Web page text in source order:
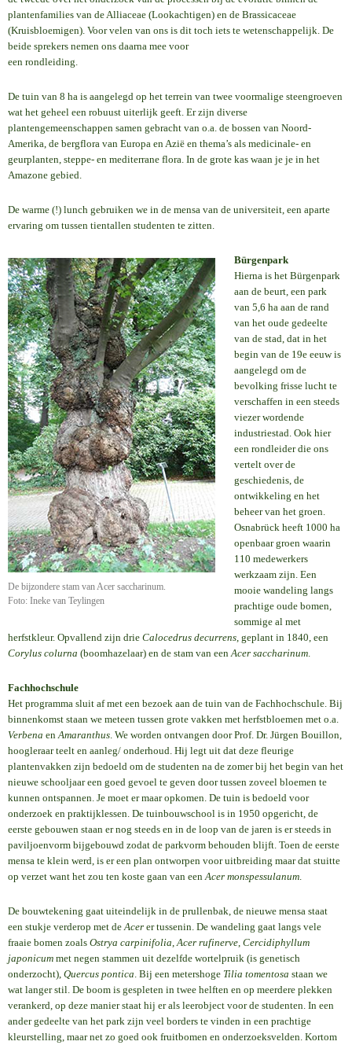
plantenfamilies van de Alliaceae (Lookachtigen) en de Brassicaceae
(Kruisbloemigen). Voor velen van ons is dit toch iets te wetenschappelijk. De
beide sprekers nemen ons daarna mee voor
een rondleiding.
De tuin van 8 ha is aangelegd op het terrein van twee voormalige steengroeven
wat het geheel een robuust uiterlijk geeft. Er zijn diverse
plantengemeenschappen samen gebracht van o.a. de bossen van Noord-
Amerika, de bergflora van Europa en Azië en thema’s als medicinale- en
geurplanten, steppe- en mediterrane flora. In de grote kas waan je je in het
Amazone gebied.
De warme (!) lunch gebruiken we in de mensa van de universiteit, een aparte
ervaring om tussen tientallen studenten te zitten.
De bijzondere stam van Acer saccharinum.
Foto: Ineke van Teylingen
Bürgenpark
Hierna is het Bürgenpark
aan de beurt, een park
van 5,6 ha aan de rand
van het oude gedeelte
van de stad, dat in het
begin van de 19e eeuw is
aangelegd om de
bevolking frisse lucht te
verschaffen in een steeds
viezer wordende
industriestad. Ook hier
een rondleider die ons
vertelt over de
geschiedenis, de
ontwikkeling en het
beheer van het groen.
Osnabrück heeft 1000 ha
openbaar groen waarin
110 medewerkers
werkzaam zijn. Een
mooie wandeling langs
prachtige oude bomen,
sommige al met
herfstkleur. Opvallend zijn drie Calocedrus decurrens , geplant in 1840, een
Corylus colurna (boomhazelaar) en de stam van een Acer saccharinum
Fachhochschule
Het programma sluit af met een bezoek aan de tuin van de Fachhochschule. Bij
binnenkomst staan we meteen tussen grote vakken met herfstbloemen met o.a.
Verbena en Amaranthus . We worden ontvangen door Prof. Dr. Jürgen Bouillon,
hoogleraar teelt en aanleg/ onderhoud. Hij legt uit dat deze fleurige
plantenvakken zijn bedoeld om de studenten na de zomer bij het begin van het
nieuwe schooljaar een goed gevoel te geven door tussen zoveel bloemen te
kunnen ontspannen. Je moet er maar opkomen. De tuin is bedoeld voor
onderzoek en praktijklessen. De tuinbouwschool is in 1950 opgericht, de
eerste gebouwen staan er nog steeds en in de loop van de jaren is er steeds in
paviljoenvorm bijgebouwd zodat de parkvorm behouden blijft. Toen de eerste
mensa te klein werd, is er een plan ontworpen voor uitbreiding maar dat stuitte
op verzet want het zou ten koste gaan van een Acer monspessulanum
De bouwtekening gaat uiteindelijk in de prullenbak, de nieuwe mensa staat
een stukje verderop met de Acer er tussenin. De wandeling gaat langs vele
fraaie bomen zoals Ostrya carpinifolia Acer rufinerve Cercidiphyllum
japonicum met negen stammen uit dezelfde wortelpruik (is genetisch
onderzocht), Quercus pontica . Bij een metershoge Tilia tomentosa staan we
wat langer stil. De boom is gespleten in twee helften en op meerdere plekken
verankerd, op deze manier staat hij er als leerobject voor de studenten. In een
ander gedeelte van het park zijn veel borders te vinden in een prachtige
kleurstelling, maar net zo goed ook fruitbomen en onderzoeksvelden. Kortom